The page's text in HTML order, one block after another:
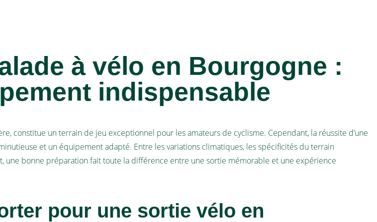
à vélo en Bourgogne :
indispensable
constitue un terrain de jeu exceptionnel pour les amateurs de cyclisme. Cependant, la réussite d’une
et un équipement adapté. Entre les variations climatiques, les spécificités du terrain
bonne préparation fait toute la différence entre une sortie mémorable et une expérience
pour une sortie vélo en